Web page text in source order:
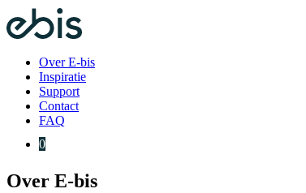
Over E-bis
Inspiratie
Support
Contact
FAQ
0
Over E-bis